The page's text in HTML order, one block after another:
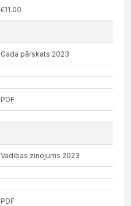
€11.00
Gada pārskats 2023
PDF
Vadibas zinojums 2023
PDF